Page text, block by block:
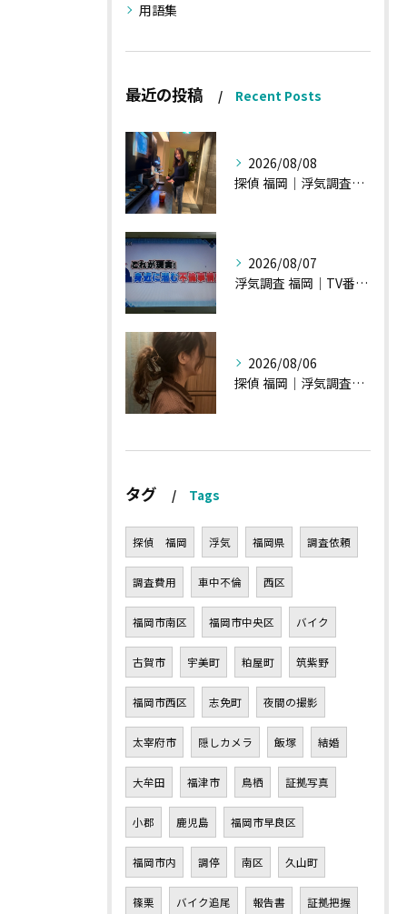
用語集
最近の投稿 Recent Posts
2026/08/08
探偵 福岡｜浮気調査、諸状況、そして雑談へ
2026/08/07
浮気調査 福岡｜TV番組15分間の特集の時のお話①
2026/08/06
探偵 福岡｜浮気調査の現場から・・・・チハルさん特集
タグ Tags
探偵 福岡 浮気 福岡県 調査依頼
調査費用 車中不倫 西区
福岡市南区 福岡市中央区 バイク
古賀市 宇美町 粕屋町 筑紫野
福岡市西区 志免町 夜間の撮影
太宰府市 隠しカメラ 飯塚 結婚
大牟田 福津市 鳥栖 証拠写真
小郡 鹿児島 福岡市早良区
福岡市内 調停 南区 久山町
篠栗 バイク追尾 報告書 証拠把握